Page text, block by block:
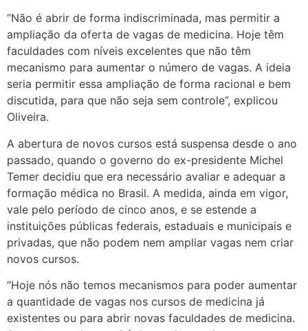
“Não é abrir de forma indiscriminada, mas permitir a
ampliação da oferta de vagas de medicina. Hoje têm
faculdades com níveis excelentes que não têm
mecanismo para aumentar o número de vagas. A ideia
seria permitir essa ampliação de forma racional e bem
discutida, para que não seja sem controle”, explicou
Oliveira.
A abertura de novos cursos está suspensa desde o ano
passado, quando o governo do ex-presidente Michel
Temer decidiu que era necessário avaliar e adequar a
formação médica no Brasil. A medida, ainda em vigor,
vale pelo período de cinco anos, e se estende a
instituições públicas federais, estaduais e municipais e
privadas, que não podem nem ampliar vagas nem criar
novos cursos.
“Hoje nós não temos mecanismos para poder aumentar
a quantidade de vagas nos cursos de medicina já
existentes ou para abrir novas faculdades de medicina.